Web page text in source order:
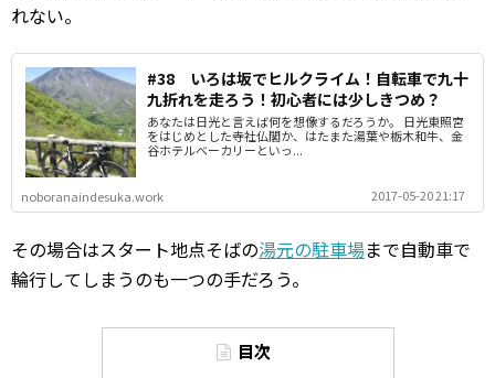
れない。
#38 いろは坂でヒルクライム！自転車で九十
九折れを走ろう！初心者には少しきつめ？
あなたは日光と言えば何を想像するだろうか。 日光東照宮
をはじめとした寺社仏閣か、はたまた湯葉や栃木和牛、金
谷ホテルベーカリーといっ...
noboranaindesuka.work 2017-05-20 21:17
その場合はスタート地点そばの湯元の駐車場まで自動車で
輪行してしまうのも一つの手だろう。
目次